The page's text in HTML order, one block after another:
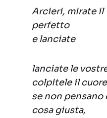
Arcieri, mirate il
perfetto
e lanciate
lanciate le
colpitele il cuore
se non
cosa giusta,